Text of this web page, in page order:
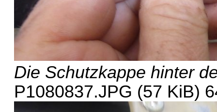
Die Schutzkappe hinter
P1080837.JPG (57 KiB)